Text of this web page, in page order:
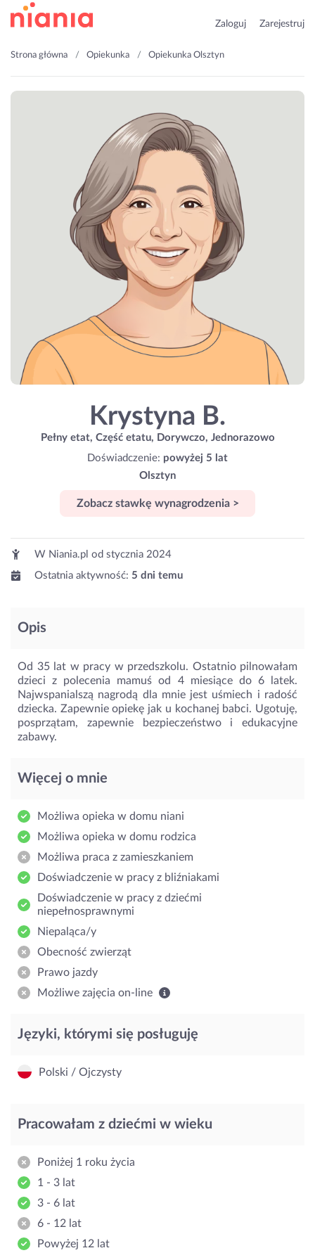
Zaloguj Zarejestruj
Strona główna Opiekunka Opiekunka Olsztyn
Krystyna B.
Pełny etat, Część etatu, Dorywczo, Jednorazowo
Doświadczenie: powyżej 5 lat
Olsztyn
Zobacz stawkę wynagrodzenia >
W Niania.pl od stycznia 2024
Ostatnia aktywność: 5 dni temu
Opis
Od 35 lat w pracy w przedszkolu. Ostatnio pilnowałam
dzieci z polecenia mamuś od 4 miesiące do 6 latek.
Najwspanialszą nagrodą dla mnie jest uśmiech i radość
dziecka. Zapewnie opiekę jak u kochanej babci. Ugotuję,
posprzątam, zapewnie bezpieczeństwo i edukacyjne
zabawy.
Więcej o mnie
Możliwa opieka w domu niani
Możliwa opieka w domu rodzica
Możliwa praca z zamieszkaniem
Doświadczenie w pracy z bliźniakami
Doświadczenie w pracy z dziećmi
niepełnosprawnymi
Niepaląca/y
Obecność zwierząt
Prawo jazdy
Możliwe zajęcia on-line
Języki, którymi się posługuję
Polski / Ojczysty
Pracowałam z dziećmi w wieku
Poniżej 1 roku życia
1 - 3 lat
3 - 6 lat
6 - 12 lat
Powyżej 12 lat